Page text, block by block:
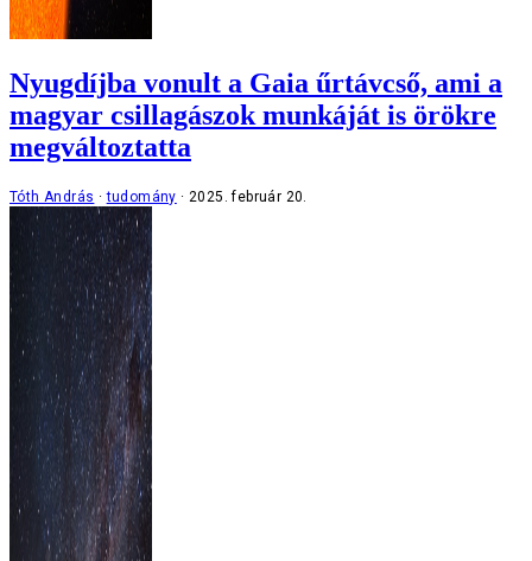
Nyugdíjba vonult a Gaia űrtávcső, ami a
magyar csillagászok munkáját is örökre
megváltoztatta
Tóth András tudomány 2025. február 20.